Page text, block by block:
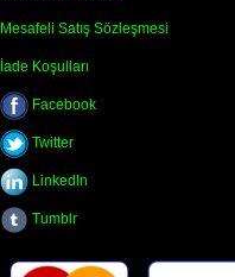
Mesafeli Satış Sözleşmesi
İade Koşulları
Facebook
Twitter
LinkedIn
Tumblr